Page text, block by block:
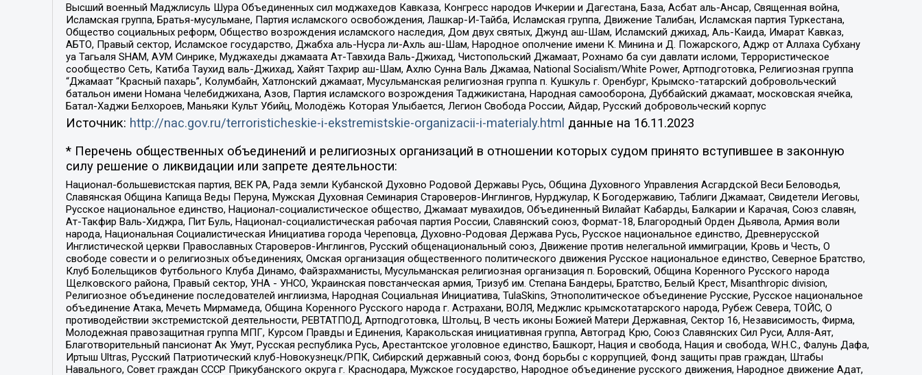
Высший военный Маджлисуль Шура Объединенных сил моджахедов Кавказа, Конгресс народов Ичкерии и Дагестана, База, Асбат аль-Ансар, Священная война,
Исламская группа, Братья-мусульмане, Партия исламского освобождения, Лашкар-И-Тайба, Исламская группа, Движение Талибан, Исламская партия Туркестана,
Общество социальных реформ, Общество возрождения исламского наследия, Дом двух святых, Джунд аш-Шам, Исламский джихад, Аль-Каида, Имарат Кавказ,
АБТО, Правый сектор, Исламское государство, Джабха аль-Нусра ли-Ахль аш-Шам, Народное ополчение имени К. Минина и Д. Пожарского, Аджр от Аллаха Субхану
уа Тагьаля SHAM, АУМ Синрике, Муджахеды джамаата Ат-Тавхида Валь-Джихад, Чистопольский Джамаат, Рохнамо ба суи давлати исломи, Террористическое
сообщество Сеть, Катиба Таухид валь-Джихад, Хайят Тахрир аш-Шам, Ахлю Сунна Валь Джамаа, National Socialism/White Power, Артподготовка, Религиозная группа
“Джамаат “Красный пахарь”, Колумбайн, Хатлонский джамаат, Мусульманская религиозная группа п. Кушкуль г. Оренбург, Крымско-татарский добровольческий
батальон имени Номана Челебиджихана, Азов, Партия исламского возрождения Таджикистана, Народная самооборона, Дуббайский джамаат, московская ячейка,
Батал-Хаджи Белхороев, Маньяки Культ Убийц, Молодёжь Которая Улыбается, Легион Свобода России, Айдар, Русский добровольческий корпус
Источник: http://nac.gov.ru/terroristicheskie-i-ekstremistskie-organizacii-i-materialy.html данные на 16.11.2023
* Перечень общественных объединений и религиозных организаций в отношении которых судом принято вступившее в законную
силу решение о ликвидации или запрете деятельности:
Национал-большевистская партия, ВЕК РА, Рада земли Кубанской Духовно Родовой Державы Русь, Община Духовного Управления Асгардской Веси Беловодья,
Славянская Община Капища Веды Перуна, Мужская Духовная Семинария Староверов-Инглингов, Нурджулар, К Богодержавию, Таблиги Джамаат, Свидетели Иеговы,
Русское национальное единство, Национал-социалистическое общество, Джамаат мувахидов, Объединенный Вилайат Кабарды, Балкарии и Карачая, Союз славян,
Ат-Такфир Валь-Хиджра, Пит Буль, Национал-социалистическая рабочая партия России, Славянский союз, Формат-18, Благородный Орден Дьявола, Армия воли
народа, Национальная Социалистическая Инициатива города Череповца, Духовно-Родовая Держава Русь, Русское национальное единство, Древнерусской
Инглистической церкви Православных Староверов-Инглингов, Русский общенациональный союз, Движение против нелегальной иммиграции, Кровь и Честь, О
свободе совести и о религиозных объединениях, Омская организация общественного политического движения Русское национальное единство, Северное Братство,
Клуб Болельщиков Футбольного Клуба Динамо, Файзрахманисты, Мусульманская религиозная организация п. Боровский, Община Коренного Русского народа
Щелковского района, Правый сектор, УНА - УНСО, Украинская повстанческая армия, Тризуб им. Степана Бандеры, Братство, Белый Крест, Misanthropic division,
Религиозное объединение последователей инглиизма, Народная Социальная Инициатива, TulaSkins, Этнополитическое объединение Русские, Русское национальное
объединение Атака, Мечеть Мирмамеда, Община Коренного Русского народа г. Астрахани, ВОЛЯ, Меджлис крымскотатарского народа, Рубеж Севера, ТОЙС, О
противодействии экстремистской деятельности, РЕВТАТПОД, Артподготовка, Штольц, В честь иконы Божией Матери Державная, Сектор 16, Независимость, Фирма,
Молодежная правозащитная группа МПГ, Курсом Правды и Единения, Каракольская инициативная группа, Автоград Крю, Союз Славянских Сил Руси, Алля-Аят,
Благотворительный пансионат Ак Умут, Русская республика Русь, Арестантское уголовное единство, Башкорт, Нация и свобода, Нация и свобода, W.H.С., Фалунь Дафа,
Иртыш Ultras, Русский Патриотический клуб-Новокузнецк/РПК, Сибирский державный союз, Фонд борьбы с коррупцией, Фонд защиты прав граждан, Штабы
Навального, Совет граждан СССР Прикубанского округа г. Краснодара, Мужское государство, Народное объединение русского движения, Народное движение Адат,